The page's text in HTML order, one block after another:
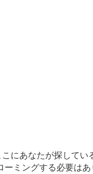
にあなたが探してい
ミングする必要はあ